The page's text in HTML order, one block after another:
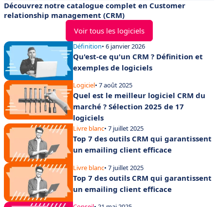
Découvrez notre catalogue complet en Customer
relationship management (CRM)
Voir tous les logiciels
Définition• 6 janvier 2026
Qu'est-ce qu'un CRM ? Définition et
exemples de logiciels
Logiciel• 7 août 2025
Quel est le meilleur logiciel CRM du
marché ? Sélection 2025 de 17
logiciels
Livre blanc• 7 juillet 2025
Top 7 des outils CRM qui garantissent
un emailing client efficace
Livre blanc• 7 juillet 2025
Top 7 des outils CRM qui garantissent
un emailing client efficace